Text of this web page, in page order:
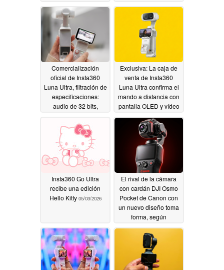
barata05/14/2026
Pocket 3?05/12/2026
Comercialización
oficial de Insta360
Luna Ultra, filtración de
especificaciones:
audio de 32 bits,
óptico 6x y sin pérdida
12x
05/10/2026
Exclusiva: La caja de
venta de Insta360
Luna Ultra confirma el
mando a distancia con
pantalla OLED y vídeo
05/09/2026
Insta360 Go Ultra
recibe una edición
Hello Kitty 05/03/2026
El rival de la cámara
con cardán DJI Osmo
Pocket de Canon con
un nuevo diseño toma
forma, según
de patentes05/01/2026